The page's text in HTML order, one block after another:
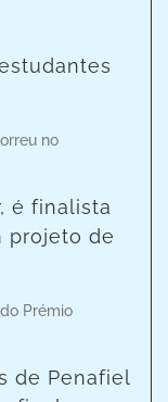
no
é finalista
projeto de
Prémio
de Penafiel